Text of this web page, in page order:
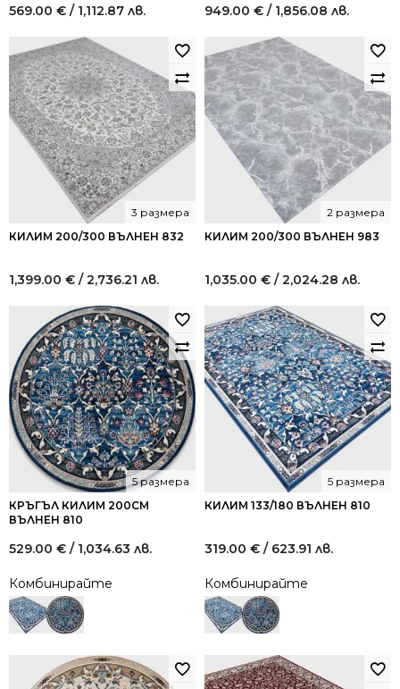
569.00 € / 1,112.87 лв. 949.00 € / 1,856.08 лв.
КИЛИМ 200/300 ВЪЛНЕН 832
3 размера
1,399.00 € / 2,736.21 лв.
КИЛИМ 200/300 ВЪЛНЕН 983
2 размера
1,035.00 € / 2,024.28 лв.
КРЪГЪЛ КИЛИМ 200СМ
ВЪЛНЕН 810
5 размера
529.00 € / 1,034.63 лв.
Комбинирайте
КИЛИМ 133/180 ВЪЛНЕН 810
5 размера
319.00 € / 623.91 лв.
Комбинирайте